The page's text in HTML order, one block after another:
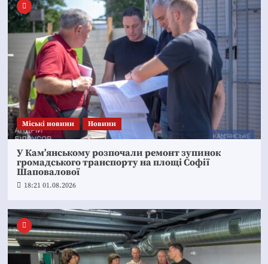
Mіські новини Новини
У Кам’янському розпочали ремонт зупинок
громадського транспорту на площі Софії
Шаповалової
18:21 01.08.2026